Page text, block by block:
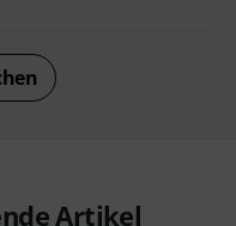
Artikel